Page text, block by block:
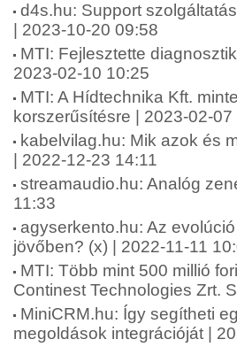
d4s.hu: Support
| 2023-10-20 09:58
MTI: Fejlesztette
2023-02-10 10:25
MTI: A Hídtechnika Kft.
korszerűsítésre | 2023-02-07
kabelvilag.hu: Mik azok és
| 2022-12-23 14:11
streamaudio.hu: Analóg
11:33
agyserkento.hu: Az
jövőben? (x) | 2022-11-11
MTI: Több mint 500 millió
Continest Technologies Zrt.
MiniCRM.hu: Így segítheti
megoldások integrációját |